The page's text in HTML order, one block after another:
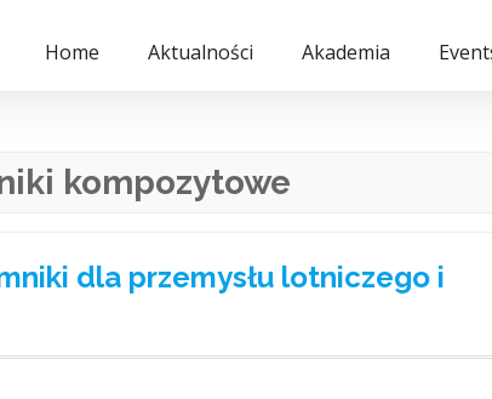
Home Aktualności Akademia
kompozytowe
dla przemysłu lotniczego i